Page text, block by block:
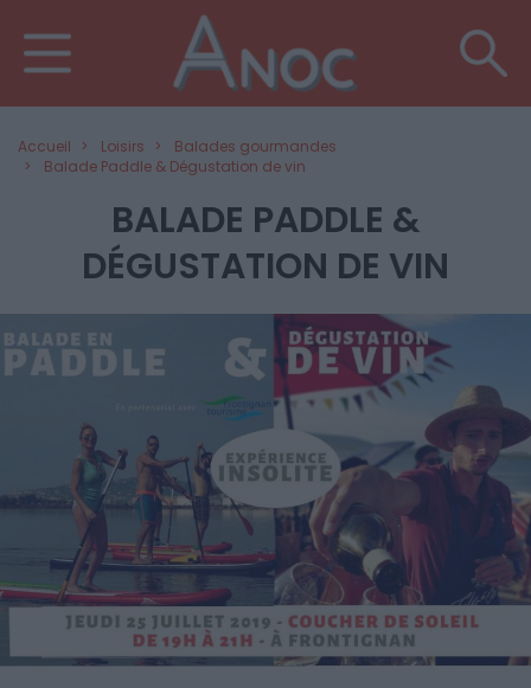
Accueil Loisirs
Balades gourmandes
Balade Paddle & Dégustation de vin
BALADE PADDLE &
DÉGUSTATION DE VIN